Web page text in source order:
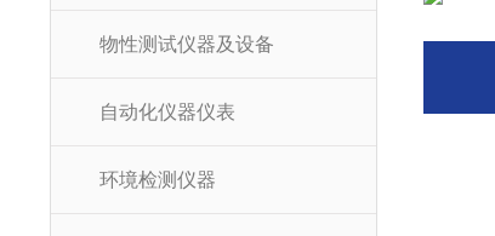
物性测试仪器及设备
自动化仪器仪表
环境检测仪器